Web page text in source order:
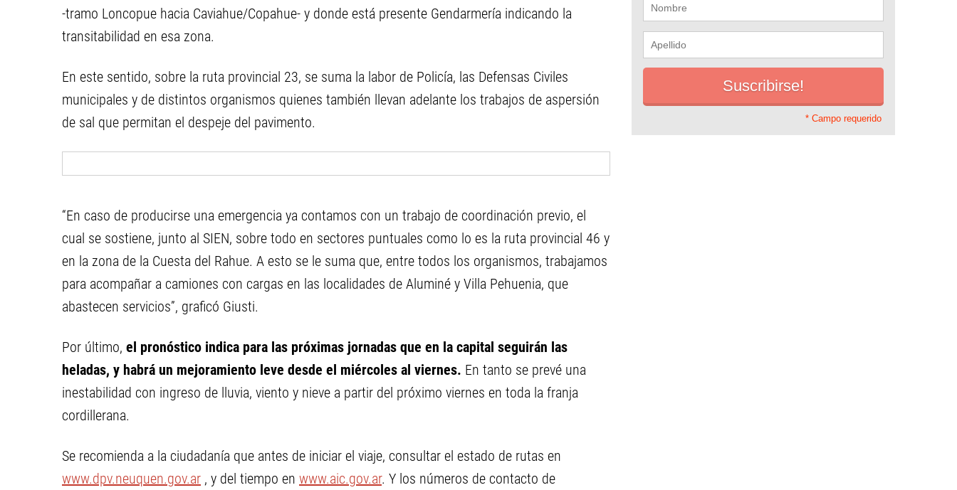
-tramo Loncopue hacia Caviahue/Copahue- y donde está presente Gendarmería indicando la
transitabilidad en esa zona.
En este sentido, sobre la ruta provincial 23, se suma la labor de Policía, las Defensas Civiles
municipales y de distintos organismos quienes también llevan adelante los trabajos de aspersión
de sal que permitan el despeje del pavimento.
“En caso de producirse una emergencia ya contamos con un trabajo de coordinación previo, el
cual se sostiene, junto al SIEN, sobre todo en sectores puntuales como lo es la ruta provincial 46 y
en la zona de la Cuesta del Rahue. A esto se le suma que, entre todos los organismos, trabajamos
para acompañar a camiones con cargas en las localidades de Aluminé y Villa Pehuenia, que
abastecen servicios”, graficó Giusti.
Por último, el pronóstico indica para las próximas jornadas que en la capital seguirán las
heladas, y habrá un mejoramiento leve desde el miércoles al viernes. En tanto se prevé una
inestabilidad con ingreso de lluvia, viento y nieve a partir del próximo viernes en toda la franja
cordillerana.
Se recomienda a la ciudadanía que antes de iniciar el viaje, consultar el estado de rutas en
www.dpv.neuquen.gov.ar , y del tiempo en www.aic.gov.ar. Y los números de contacto de
* Campo requerido